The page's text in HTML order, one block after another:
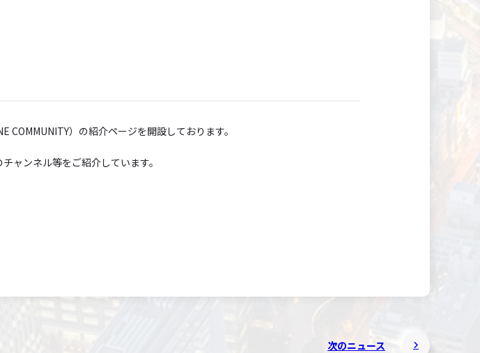
）の紹介ページを開設しております。
ャンネル等をご紹介しています。
次のニュース